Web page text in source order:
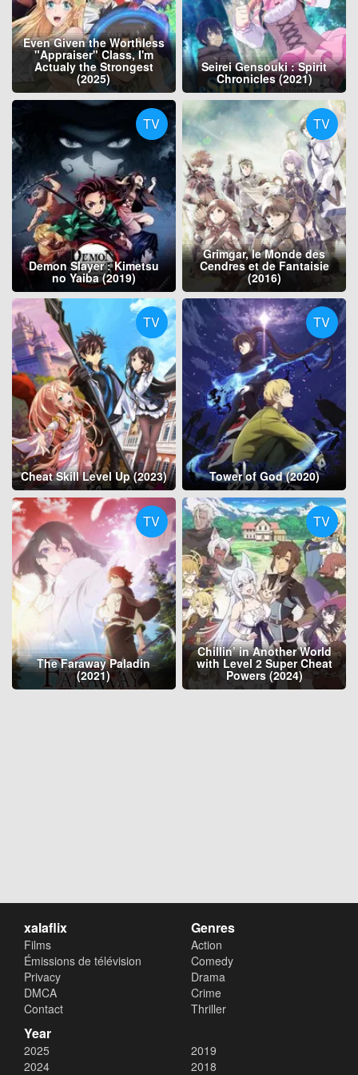
Even Given the Worthless
"Appraiser" Class, I'm
Actualy the Strongest
(2025)
Seirei Gensouki : Spirit
Chronicles (2021)
TV
Demon Slayer : Kimetsu
no Yaiba (2019)
TV
Grimgar, le Monde des
Cendres et de Fantaisie
(2016)
TV
Cheat Skill Level Up (2023)
TV
Tower of God (2020)
TV
The Faraway Paladin
(2021)
TV
Chillin’ in Another World
with Level 2 Super Cheat
Powers (2024)
xalaflix
Films
Émissions de télévision
Privacy
DMCA
Contact
Genres
Action
Comedy
Drama
Crime
Thriller
Year
2025
2024
2019
2018